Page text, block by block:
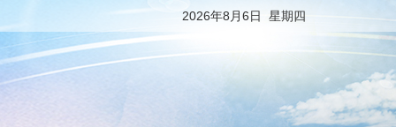
2026年8月6日 星期四